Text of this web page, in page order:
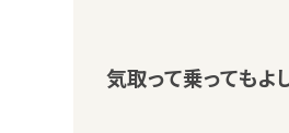
気取って乗ってもよ